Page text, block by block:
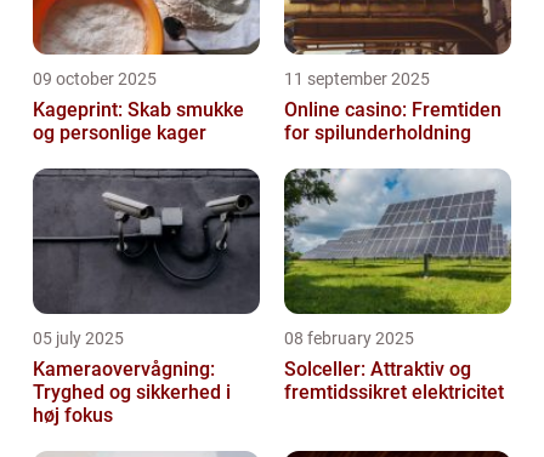
09 october 2025
Kageprint: Skab smukke
og personlige kager
11 september 2025
Online casino: Fremtiden
for spilunderholdning
05 july 2025
Kameraovervågning:
Tryghed og sikkerhed i
høj fokus
08 february 2025
Solceller: Attraktiv og
fremtidssikret elektricitet